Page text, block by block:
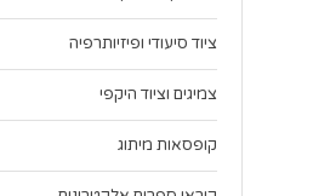
ציוד סיעודי ופיזיותרפיה
צמיגים וציוד היקפי
קופסאות מיתוג